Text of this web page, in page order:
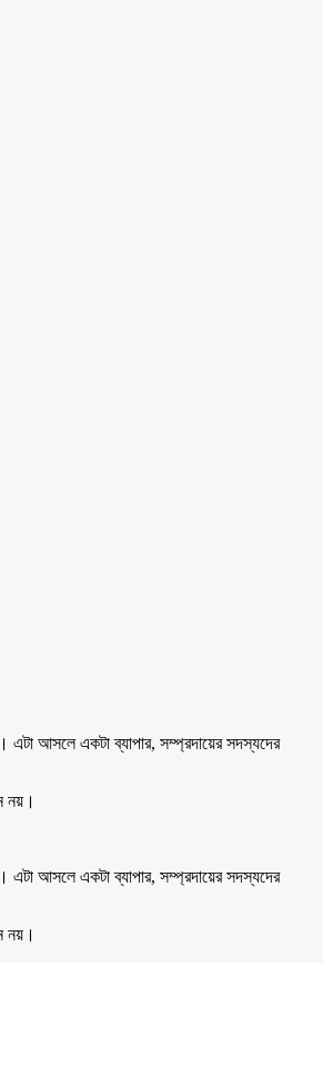
আসলে একটা ব্যাপার, সম্প্রদায়ের সদস্যদের
নয়।
আসলে একটা ব্যাপার, সম্প্রদায়ের সদস্যদের
নয়।